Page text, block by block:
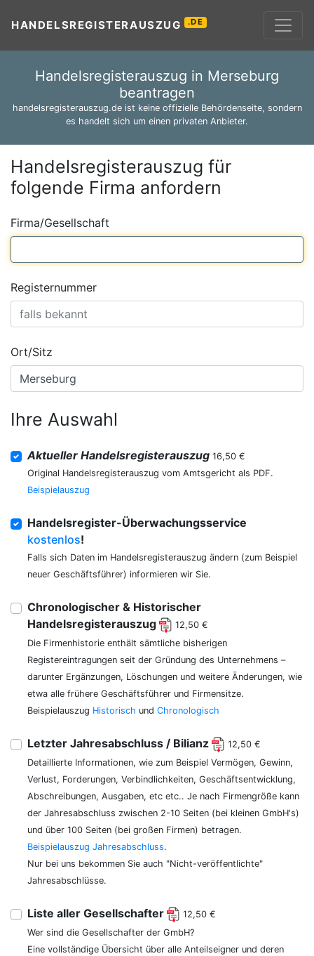
HANDELSREGISTERAUSZUG .DE
Handelsregisterauszug in Merseburg
beantragen
handelsregisterauszug.de ist keine offizielle Behördenseite, sondern
es handelt sich um einen privaten Anbieter.
Handelsregisterauszug für
folgende Firma anfordern
Firma/Gesellschaft
Registernummer
Ort/Sitz
Ihre Auswahl
Aktueller Handelsregisterauszug 16,50 €
Original Handelsregisterauszug vom Amtsgericht als PDF.
Beispielauszug
Handelsregister-Überwachungsservice
kostenlos!
Falls sich Daten im Handelsregisterauszug ändern (zum Beispiel
neuer Geschäftsführer) informieren wir Sie.
Chronologischer & Historischer
Handelsregisterauszug
12,50 €
Die Firmenhistorie enthält sämtliche bisherigen
Registereintragungen seit der Gründung des Unternehmens –
darunter Ergänzungen, Löschungen und weitere Änderungen, wie
etwa alle frühere Geschäftsführer und Firmensitze.
Beispielauszug Historisch und Chronologisch
Letzter Jahresabschluss / Bilianz
12,50 €
Detaillierte Informationen, wie zum Beispiel Vermögen, Gewinn,
Verlust, Forderungen, Verbindlichkeiten, Geschäftsentwicklung,
Abschreibungen, Ausgaben, etc etc.. Je nach Firmengröße kann
der Jahresabschluss zwischen 2-10 Seiten (bei kleinen GmbH's)
und über 100 Seiten (bei großen Firmen) betragen.
Beispielauszug Jahresabschluss.
Nur bei uns bekommen Sie auch "Nicht-veröffentlichte"
Jahresabschlüsse.
Liste aller Gesellschafter
12,50 €
Wer sind die Gesellschafter der GmbH?
Eine vollständige Übersicht über alle Anteilseigner und deren